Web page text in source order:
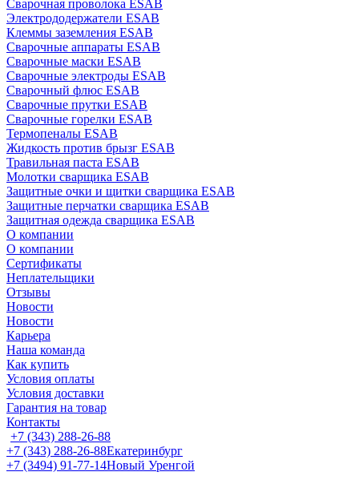
Сварочная проволока ESAB
Электрододержатели ESAB
Клеммы заземления ESAB
Сварочные аппараты ESAB
Сварочные маски ESAB
Сварочные электроды ESAB
Сварочный флюс ESAB
Сварочные прутки ESAB
Сварочные горелки ESAB
Термопеналы ESAB
Жидкость против брызг ESAB
Травильная паста ESAB
Молотки сварщика ESAB
Защитные очки и щитки сварщика ESAB
Защитные перчатки сварщика ESAB
Защитная одежда сварщика ESAB
О компании
О компании
Сертификаты
Неплательщики
Отзывы
Новости
Новости
Карьера
Наша команда
Как купить
Условия оплаты
Условия доставки
Гарантия на товар
Контакты
+7 (343) 288-26-88
+7 (343) 288-26-88Екатеринбург
+7 (3494) 91-77-14Новый Уренгой